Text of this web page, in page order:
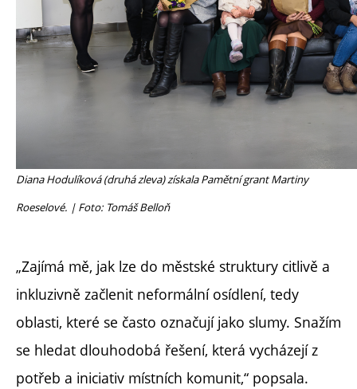
Diana Hodulíková (druhá zleva) získala Pamětní grant Martiny
Roeselové. | Foto: Tomáš Belloň
„Zajímá mě, jak lze do městské struktury citlivě a
inkluzivně začlenit neformální osídlení, tedy
oblasti, které se často označují jako slumy. Snažím
se hledat dlouhodobá řešení, která vycházejí z
potřeb a iniciativ místních komunit,“ popsala.